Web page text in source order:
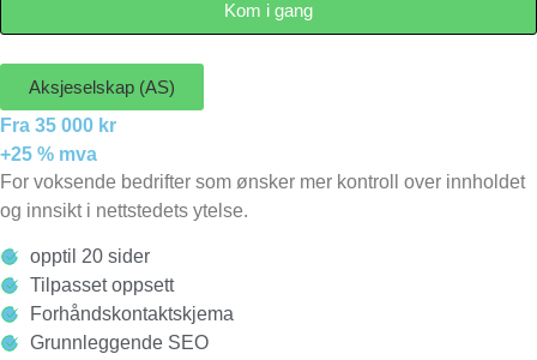
Kom i gang
Aksjeselskap (AS)
Fra 35 000 kr
+25 % mva
For voksende bedrifter som ønsker mer kontroll over innholdet
og innsikt i nettstedets ytelse.
opptil 20 sider
Tilpasset oppsett
Forhåndskontaktskjema
Grunnleggende SEO